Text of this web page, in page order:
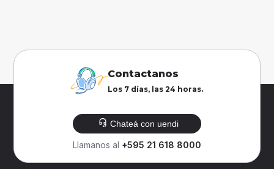
Contactanos
Los 7 días, las 24 horas.
Chateá con uendi
Llamanos al +595 21 618 8000